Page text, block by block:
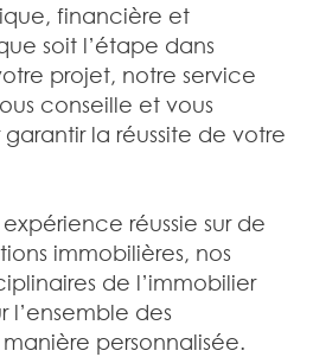
financière et
soit l’étape dans
projet, notre service
conseille et vous
la réussite de votre
réussie sur de
immobilières, nos
de l’immobilier
l’ensemble des
personnalisée.